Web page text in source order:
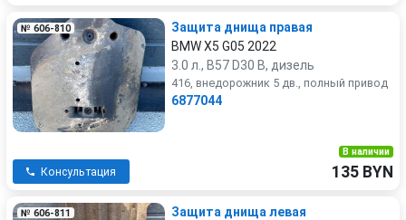
№ 606-810
Защита днища правая
BMW X5 G05 2022
3.0 л., B57 D30 B, дизель
416, внедорожник 5 дв., полный привод
6877044
Консультация
В наличии
135 BYN
№ 606-811
Защита днища левая